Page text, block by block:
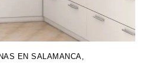
EN SALAMANCA